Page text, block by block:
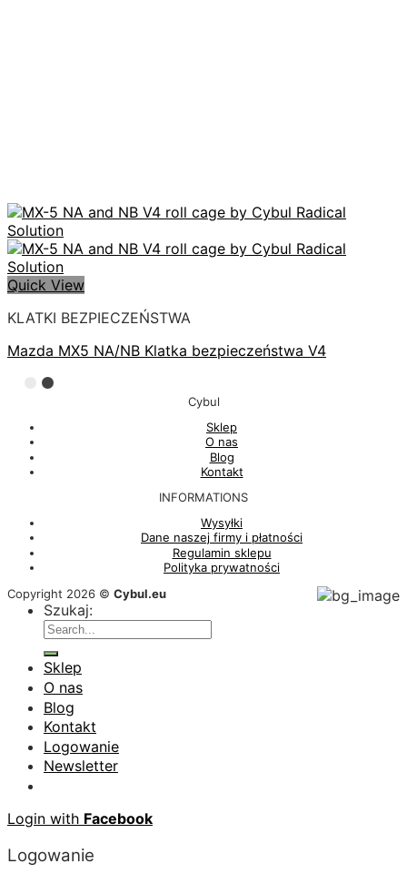
Quick View
KLATKI BEZPIECZEŃSTWA
Mazda MX5 NA/NB Klatka bezpieczeństwa V4
Cybul
Sklep
O nas
Blog
Kontakt
INFORMATIONS
Wysyłki
Dane naszej firmy i płatności
Regulamin sklepu
Polityka prywatności
Copyright 2026 © Cybul.eu
Szukaj:
Sklep
O nas
Blog
Kontakt
Logowanie
Newsletter
Login with Facebook
Logowanie